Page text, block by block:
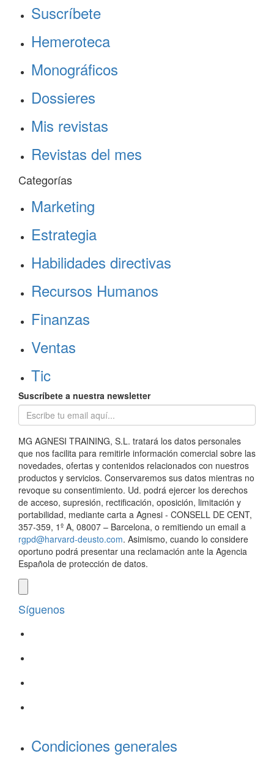
Suscríbete
Hemeroteca
Monográficos
Dossieres
Mis revistas
Revistas del mes
Categorías
Marketing
Estrategia
Habilidades directivas
Recursos Humanos
Finanzas
Ventas
Tic
Suscríbete a nuestra newsletter
MG AGNESI TRAINING, S.L. tratará los datos personales
que nos facilita para remitirle información comercial sobre las
novedades, ofertas y contenidos relacionados con nuestros
productos y servicios. Conservaremos sus datos mientras no
revoque su consentimiento. Ud. podrá ejercer los derechos
de acceso, supresión, rectificación, oposición, limitación y
portabilidad, mediante carta a Agnesi - CONSELL DE CENT,
357-359, 1º A, 08007 – Barcelona, o remitiendo un email a
rgpd@harvard-deusto.com. Asimismo, cuando lo considere
oportuno podrá presentar una reclamación ante la Agencia
Española de protección de datos.
Síguenos
Condiciones generales